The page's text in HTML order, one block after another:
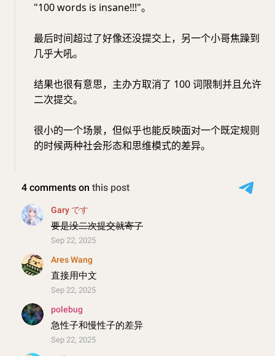
"100 words is insane!!!"。
最后时间超过了好像还没提交上，另一个小哥焦躁到
几乎大吼。
结果也很有意思，主办方取消了 100 词限制并且允许
二次提交。
很小的一个场景，但似乎也能反映面对一个既定规则
的时候两种社会形态和思维模式的差异。